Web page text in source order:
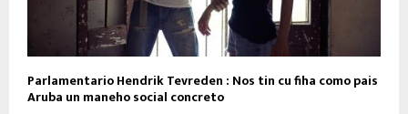
Parlamentario Hendrik Tevreden : Nos tin cu fiha como pais
Aruba un maneho social concreto